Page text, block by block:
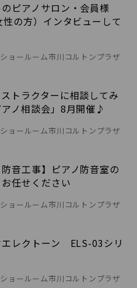
ピアノサロン・会員様
性の方）インタビューして
ョールーム市川コルトンプラザ
トラクターに相談してみ
ノ相談会」8月開催♪
ョールーム市川コルトンプラザ
防音工事】ピアノ防音室の
任せください
ョールーム市川コルトンプラザ
レクトーン ELS-03シリ
ョールーム市川コルトンプラザ